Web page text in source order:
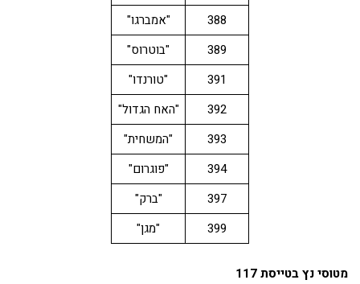
388
"אמברגו"
389
"בוטרוס"
391
"טורנדו"
392
"האח הגדול"
393
"המשחית"
394
"פוגרום"
397
"ברק"
399
"מגן"
מטוסי נץ בטייסת 117